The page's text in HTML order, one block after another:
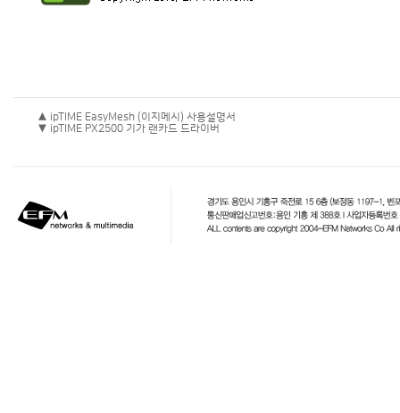
▲ ipTIME EasyMesh (이지메시) 사용설명서
▼ ipTIME PX2500 기가 랜카드 드라이버